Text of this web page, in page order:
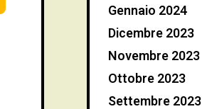
Gennaio 2024
Dicembre 2023
Novembre 2023
Ottobre 2023
Settembre 2023